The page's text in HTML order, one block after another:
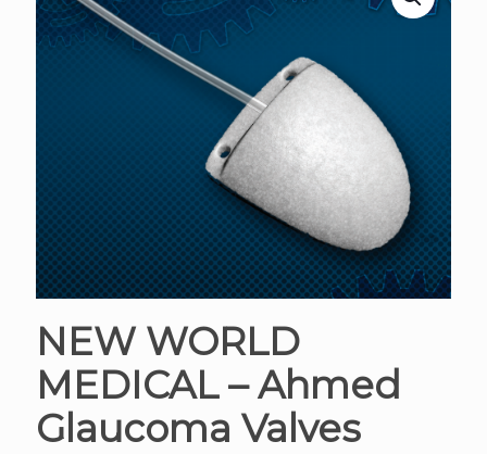
NEW WORLD
MEDICAL – Ahmed
Glaucoma Valves